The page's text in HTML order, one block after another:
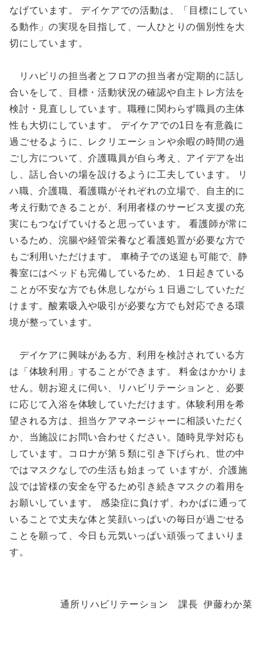
なげています。 デイケアでの活動は、「目標にしてい
る動作」の実現を目指して、一人ひとりの個別性を大
切にしています。
リハビリの担当者とフロアの担当者が定期的に話し
合いをして、目標・活動状況の確認や自主トレ方法を
検討・見直ししています。職種に関わらず職員の主体
性も大切にしています。 デイケアでの1日を有意義に
過ごせるように、レクリエーションや余暇の時間の過
ごし方について、介護職員が自ら考え、アイデアを出
し、話し合いの場を設けるように工夫しています。 リ
ハ職、介護職、看護職がそれぞれの立場で、自主的に
考え行動できることが、利用者様のサービス支援の充
実にもつなげていけると思っています。 看護師が常に
いるため、浣腸や経管栄養など看護処置が必要な方で
もご利用いただけます。 車椅子での送迎も可能で、静
養室にはベッドも完備しているため、１日起きている
ことが不安な方でも休息しながら１日過ごしていただ
けます。酸素吸入や吸引が必要な方でも対応できる環
境が整っています。
デイケアに興味がある方、利用を検討されている方
は「体験利用」することができます。 料金はかかりま
せん。朝お迎えに伺い、リハビリテーションと、必要
に応じて入浴を体験していただけます。体験利用を希
望される方は、担当ケアマネージャーに相談いただく
か、当施設にお問い合わせください。随時見学対応も
しています。コロナが第５類に引き下げられ、世の中
ではマスクなしでの生活も始まって いますが、介護施
設では皆様の安全を守るため引き続きマスクの着用を
お願いしています。 感染症に負けず、わかばに通って
いることで丈夫な体と笑顔いっぱいの毎日が過ごせる
ことを願って、今日も元気いっぱい頑張ってまいりま
す。
通所リハビリテーション 課長 伊藤わか菜